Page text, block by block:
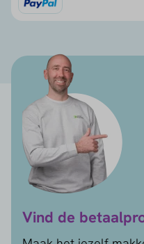
Vind de